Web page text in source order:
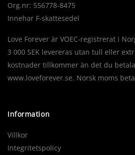
Org.nr: 556778-8475
Innehar F-skattesedel
Love Forever är VOEC-registrerat i
3 000 SEK levereras utan tull eller
kostnader tillkommer än det du
www.loveforever.se. Norsk moms
Information
Villkor
Integritetspolicy